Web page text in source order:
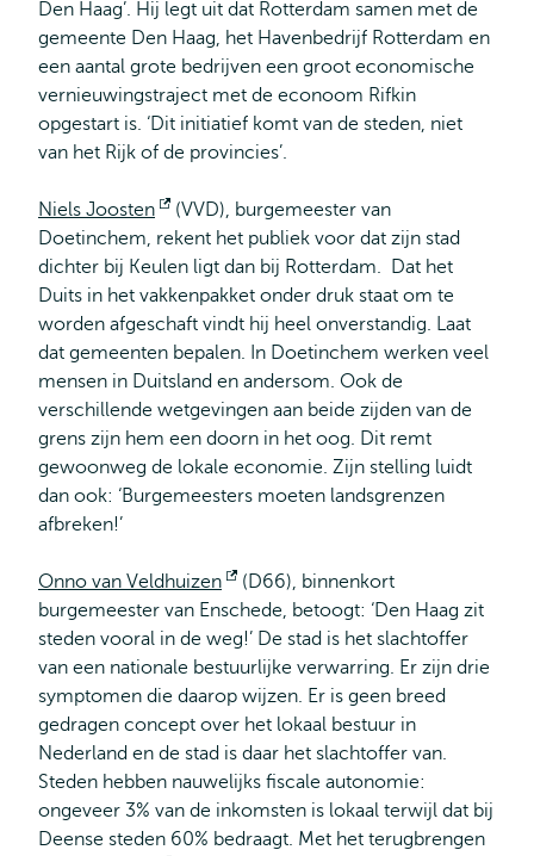
Den Haag’. Hij legt uit dat Rotterdam samen met de
gemeente Den Haag, het Havenbedrijf Rotterdam en
een aantal grote bedrijven een groot economische
vernieuwingstraject met de econoom Rifkin
opgestart is. ‘Dit initiatief komt van de steden, niet
van het Rijk of de provincies’.
Niels Joosten
Opent
extern
(VVD), burgemeester van
Doetinchem, rekent het publiek voor dat zijn stad
dichter bij Keulen ligt dan bij Rotterdam. Dat het
Duits in het vakkenpakket onder druk staat om te
worden afgeschaft vindt hij heel onverstandig. Laat
dat gemeenten bepalen. In Doetinchem werken veel
mensen in Duitsland en andersom. Ook de
verschillende wetgevingen aan beide zijden van de
grens zijn hem een doorn in het oog. Dit remt
gewoonweg de lokale economie. Zijn stelling luidt
dan ook: ‘Burgemeesters moeten landsgrenzen
afbreken!’
Onno van Veldhuizen
Opent
extern
(D66), binnenkort
burgemeester van Enschede, betoogt: ‘Den Haag zit
steden vooral in de weg!’ De stad is het slachtoffer
van een nationale bestuurlijke verwarring. Er zijn drie
symptomen die daarop wijzen. Er is geen breed
gedragen concept over het lokaal bestuur in
Nederland en de stad is daar het slachtoffer van.
Steden hebben nauwelijks fiscale autonomie:
ongeveer 3% van de inkomsten is lokaal terwijl dat bij
Deense steden 60% bedraagt. Met het terugbrengen